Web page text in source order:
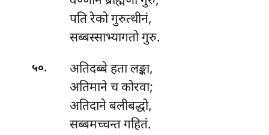
पति रेको गुरुत्थीनं,
सब्बस्साभ्यागतो गुरु.
५०. अतिदब्बेहता लङ्का,
अतिमाने च कोरवा;
अतिदाने बलीबद्धो,
सब्बमच्चन्त गहितं.